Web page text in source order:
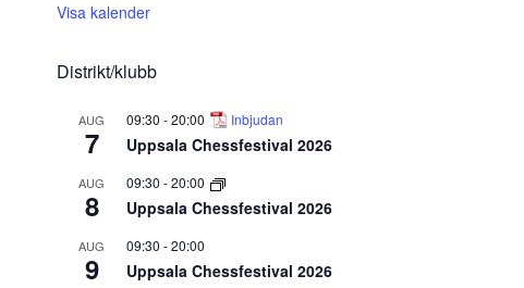
Visa kalender
Distrikt/klubb
AUG
7
09:30 -20:00 Inbjudan
Uppsala Chessfestival 2026
AUG
8
09:30 -20:00
Uppsala Chessfestival 2026
AUG
9
09:30 -20:00
Uppsala Chessfestival 2026